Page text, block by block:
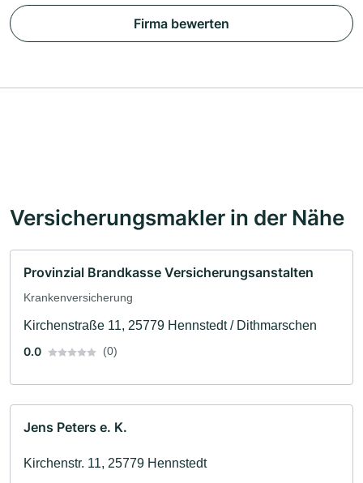
Firma bewerten
Versicherungsmakler in der Nähe
Provinzial Brandkasse Versicherungsanstalten
Krankenversicherung
Kirchenstraße 11, 25779 Hennstedt / Dithmarschen
0.0
(0)
Jens Peters e. K.
Kirchenstr. 11, 25779 Hennstedt